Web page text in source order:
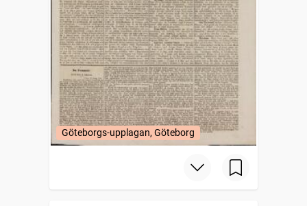
Göteborgs-upplagan, Göteborg